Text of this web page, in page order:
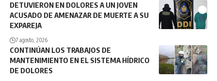
DETUVIERON EN DOLORES A UN JOVEN
ACUSADO DE AMENAZAR DE MUERTE A SU
EXPAREJA
7 agosto, 2026
CONTINÚAN LOS TRABAJOS DE
MANTENIMIENTO EN EL SISTEMA HÍDRICO
DE DOLORES